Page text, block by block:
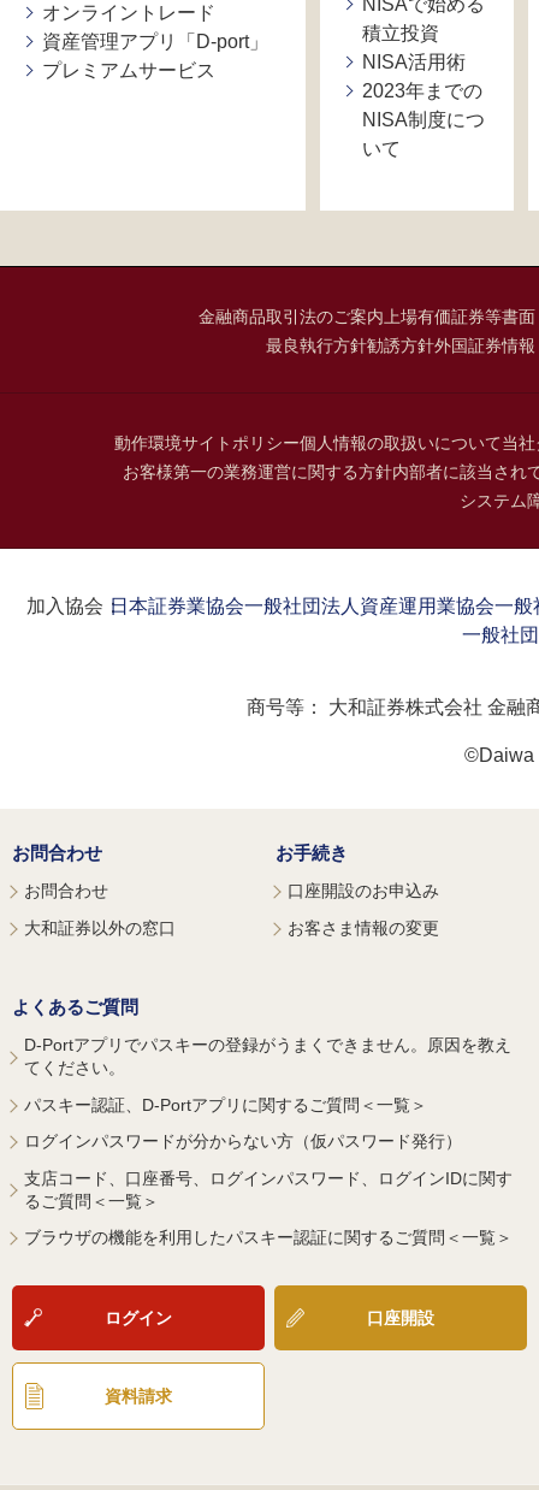
オンライントレード
資産管理アプリ「D-port」
プレミアムサービス
NISAで始める
積立投資
NISA活用術
2023年までの
NISA制度につ
いて
金融商品取引法のご案内 上場有価証券等書
最良執行方針勧誘方針外国証券情
動作環境サイトポリシー個人情報の取扱いについて当
お客様第一の業務運営に関する方針内部者に該当され
システム
加入協会：日本証券業協会一般社団法人資産運用業協会一般
一般社
商号等： 大和証券株式会社 金融
©Daiwa
お問合わせ
お問合わせ
大和証券以外の窓口
お手続き
口座開設のお申込み
お客さま情報の変更
よくあるご質問
D-Portアプリでパスキーの登録がうまくできません。原因を教え
てください。
パスキー認証、D-Portアプリに関するご質問＜一覧＞
ログインパスワードが分からない方（仮パスワード発行）
支店コード、口座番号、ログインパスワード、ログインIDに関す
るご質問＜一覧＞
ブラウザの機能を利用したパスキー認証に関するご質問＜一覧＞
ログイン 口座開設
資料請求